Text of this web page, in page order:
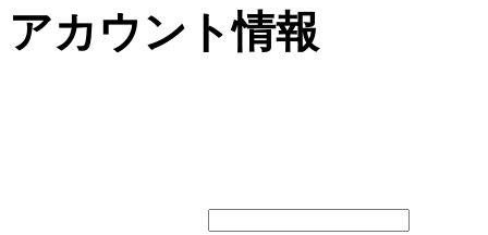
アカウント情報